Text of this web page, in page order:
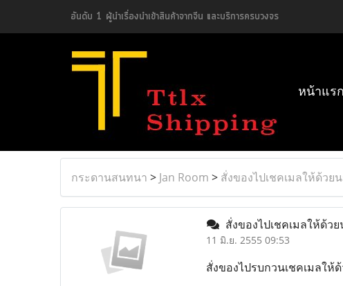
อันดับ 1 ผู้นำเรื่องนำเข้าสินค้าจากจีน และบริการครบวงจร
หน้าแรก
กระดานสนทนา > Jan Room > สั่งของไปเชคเมลให้ด้วย
สั่งของไปเชคเมลให้ด้ว
11 มิ.ย. 2555 09:53
สั่งของไปรบกวนเชคเมลให้